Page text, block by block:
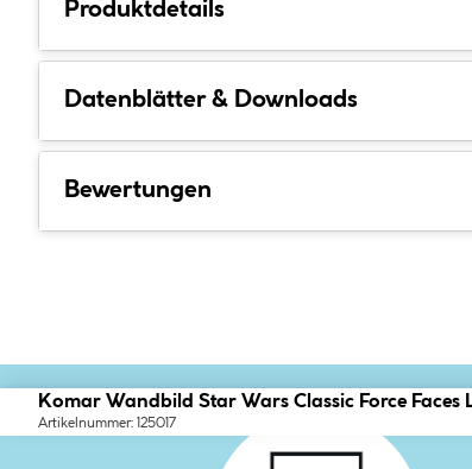
Produktdetails
Datenblätter & Downloads
Bewertungen
Komar Wandbild Star Wars Classic Force Faces
Artikelnummer: 125017